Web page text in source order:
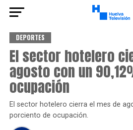
DEPORTES
El sector hotelero
agosto con un
ocupación
El sector hotelero cierra el mes de
porciento de ocupación.